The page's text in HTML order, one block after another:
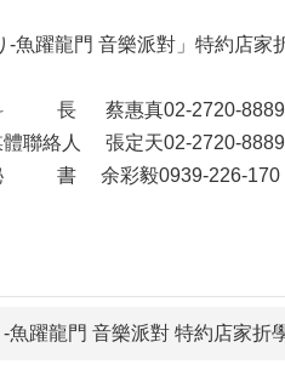
-魚躍龍門 音樂派對」特約店家
蔡惠真02-2720-8889/
天02-2720-8889/
書 余彩毅0939-226-170
魚躍龍門 音樂派對 特約店家折